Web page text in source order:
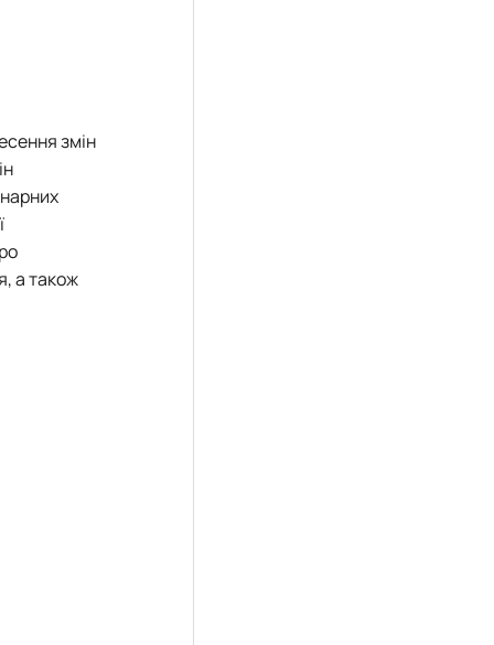
змін
а також